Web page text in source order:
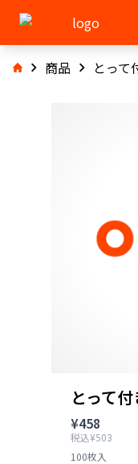
商品 とって
とって
¥458
税込¥503
100枚入